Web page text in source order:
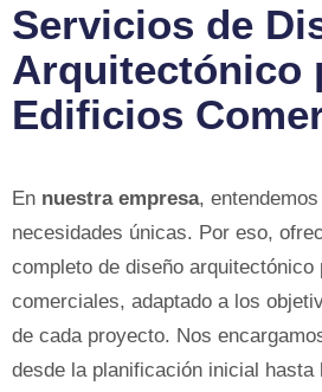
Servicios de
Arquitectónico
Edificios
En nuestra empresa,
necesidades únicas. Por eso,
completo de diseño arquitectónico
comerciales, adaptado a los
de cada proyecto. Nos
desde la planificación inicial hasta